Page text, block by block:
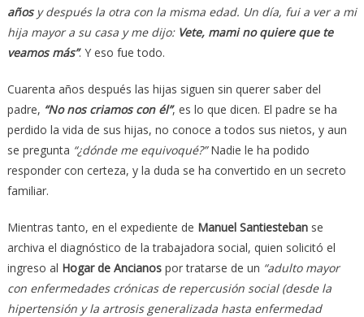
añosy después la otra con la misma edad. Un día, fui a ver a mi
hija mayor a su casa y me dijo: Vete, mami no quiere que te
veamos más”. Y eso fue todo.
Cuarenta años después las hijas siguen sin querer saber del
padre, “No nos criamos con él”, es lo que dicen. El padre se ha
perdido la vida de sus hijas, no conoce a todos sus nietos, y aun
se pregunta “¿dónde me equivoqué?”Nadie le ha podido
responder con certeza, y la duda se ha convertido en un secreto
familiar.
Mientras tanto, en el expediente de Manuel Santiestebanse
archiva el diagnóstico de la trabajadora social, quien solicitó el
ingreso al Hogar de Ancianospor tratarse de un “adulto mayor
con enfermedades crónicas de repercusión social (desde la
hipertensión y la artrosis generalizada hasta enfermedad